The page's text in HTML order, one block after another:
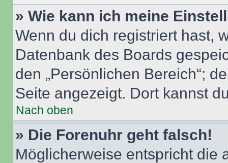
» Wie kann ich meine
Wenn du dich registriert hast,
Datenbank des Boards
den „Persönlichen Bereich“;
Seite angezeigt. Dort kannst
Nach oben
» Die Forenuhr geht falsch!
Möglicherweise entspricht die